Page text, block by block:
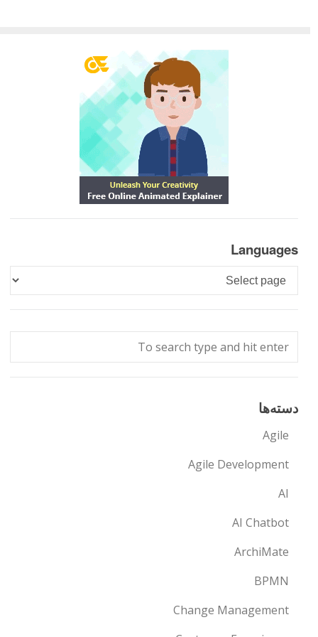
Languages
Languages
دسته‌ها
Agile
Agile Development
AI
AI Chatbot
ArchiMate
BPMN
Change Management